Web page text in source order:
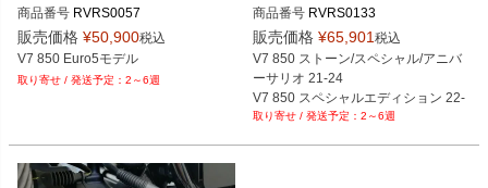
商品番号 RVRS0057
販売価格 ¥50,900税込
V7 850 Euro5モデル
2～6週
商品番号 RVRS0133
販売価格 ¥65,901 税込
V7 850 ストーン/スペシャル/アニバ
ーサリオ 21-24
V7 850 スペシャルエディション 22-
2～6週